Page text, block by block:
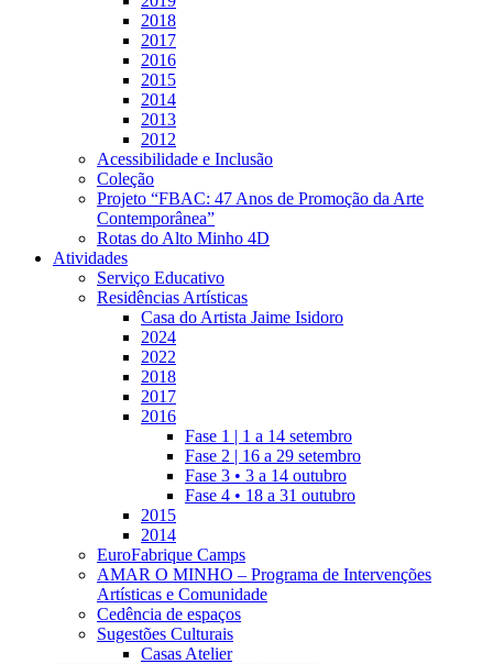
2018
2017
2016
2015
2014
2013
2012
Acessibilidade e Inclusão
Coleção
Projeto “FBAC: 47 Anos de Promoção da Arte
Contemporânea”
Rotas do Alto Minho 4D
Atividades
Serviço Educativo
Residências Artísticas
Casa do Artista Jaime Isidoro
2024
2022
2018
2017
2016
Fase 1 | 1 a 14 setembro
Fase 2 | 16 a 29 setembro
Fase 3 • 3 a 14 outubro
Fase 4 • 18 a 31 outubro
2015
2014
EuroFabrique Camps
AMAR O MINHO – Programa de Intervenções
Artísticas e Comunidade
Cedência de espaços
Sugestões Culturais
Casas Atelier